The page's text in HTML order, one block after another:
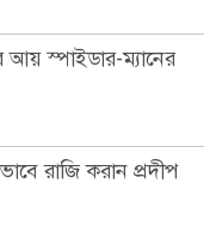
আয় স্পাইডার-ম্যানের
রাজি করান প্রদীপ